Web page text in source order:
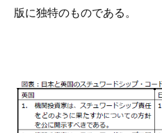
版に独特のものである。